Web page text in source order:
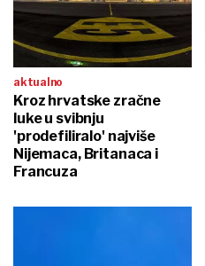
aktualno
Kroz hrvatske zračne
luke u svibnju
'prodefiliralo' najviše
Nijemaca, Britanaca i
Francuza